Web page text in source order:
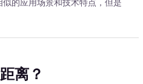
离？